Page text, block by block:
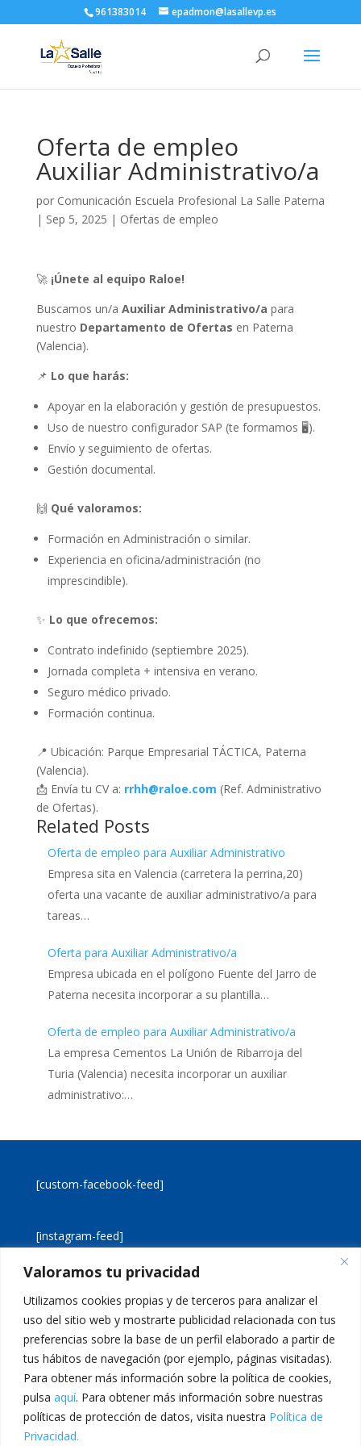
Valoramos tu privacidad
Utilizamos cookies propias y de terceros para analizar el
uso del sitio web y mostrarte publicidad relacionada con tus
preferencias sobre la base de un perfil elaborado a partir de
tus hábitos de navegación (por ejemplo, páginas visitadas).
Para obtener más información sobre la política de cookies,
pulsa aquí. Para obtener más información sobre nuestras
políticas de protección de datos, visita nuestra Política de
Privacidad.
961383014 epadmon@lasallevp.es
Oferta de empleo
Auxiliar Administrativo/a
por Comunicación Escuela Profesional La Salle Paterna
| Sep 5, 2025 | Ofertas de empleo
🚀 ¡Únete al equipo Raloe!
Buscamos un/a Auxiliar Administrativo/a para
nuestro Departamento de Ofertas en Paterna
(Valencia).
📌 Lo que harás:
Apoyar en la elaboración y gestión de presupuestos.
Uso de nuestro configurador SAP (te formamos 🖥️).
Envío y seguimiento de ofertas.
Gestión documental.
🙌 Qué valoramos:
Formación en Administración o similar.
Experiencia en oficina/administración (no
imprescindible).
✨ Lo que ofrecemos:
Contrato indefinido (septiembre 2025).
Jornada completa + intensiva en verano.
Seguro médico privado.
Formación continua.
📍 Ubicación: Parque Empresarial TÁCTICA, Paterna
(Valencia).
📩 Envía tu CV a: rrhh@raloe.com (Ref. Administrativo
de Ofertas).
Related Posts
Oferta de empleo para Auxiliar Administrativo
Empresa sita en Valencia (carretera la perrina,20)
oferta una vacante de auxiliar administrativo/a para
tareas…
Oferta para Auxiliar Administrativo/a
Empresa ubicada en el polígono Fuente del Jarro de
Paterna necesita incorporar a su plantilla…
Oferta de empleo para Auxiliar Administrativo/a
La empresa Cementos La Unión de Ribarroja del
Turia (Valencia) necesita incorporar un auxiliar
administrativo:…
[custom-facebook-feed]
[instagram-feed]
Aviso legal
Política de cookies